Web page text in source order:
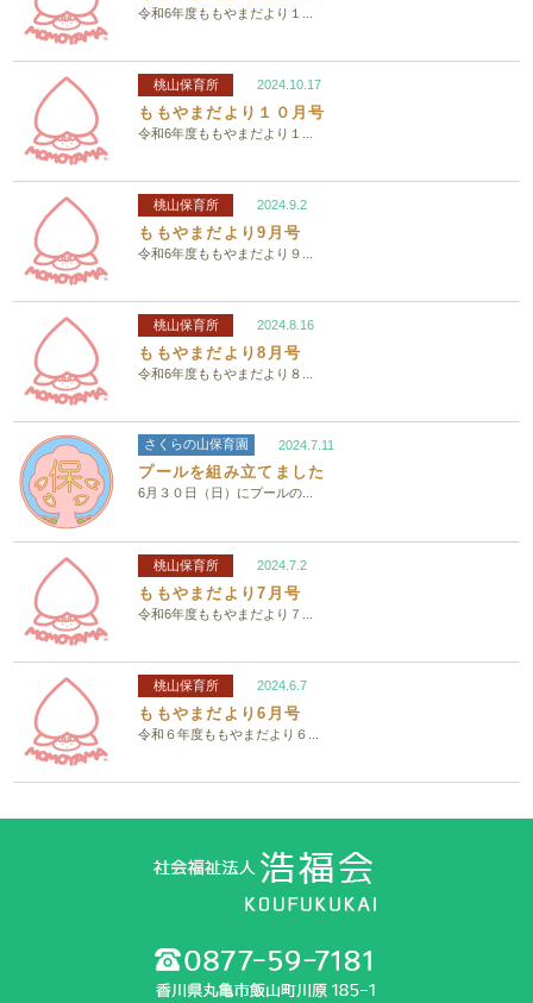
令和6年度ももやまだより１...
桃山保育所 2024.10.17
ももやまだより１０月号
令和6年度ももやまだより１...
桃山保育所 2024.9.2
ももやまだより9月号
令和6年度ももやまだより９...
桃山保育所 2024.8.16
ももやまだより8月号
令和6年度ももやまだより８...
さくらの山保育園 2024.7.11
プールを組み立てました
6月３０日（日）にプールの...
桃山保育所 2024.7.2
ももやまだより7月号
令和6年度ももやまだより７...
桃山保育所 2024.6.7
ももやまだより6月号
令和６年度ももやまだより６...